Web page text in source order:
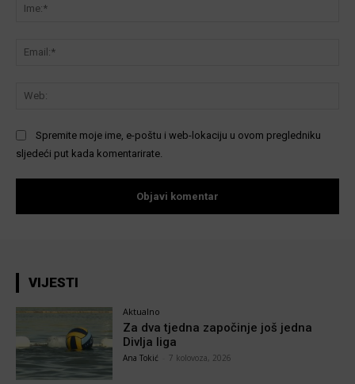
Spremite moje ime, e-poštu i web-lokaciju u ovom pregledniku
sljedeći put kada komentarirate.
VIJESTI
Aktualno
Za dva tjedna započinje još jedna
Divlja liga
Ana Tokić 7 kolovoza, 2026